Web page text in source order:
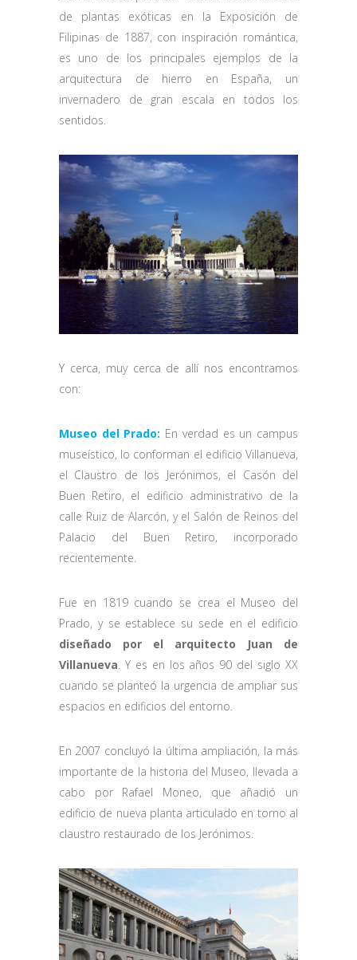
de plantas exóticas en la Exposición de
Filipinas de 1887, con inspiración romántica,
es uno de los principales ejemplos de la
arquitectura de hierro en España, un
invernadero de gran escala en todos los
sentidos.
Y cerca, muy cerca de allí nos encontramos
con:
Museo del Prado: En verdad es un campus
museístico, lo conforman el edificio Villanueva,
el Claustro de los Jerónimos, el Casón del
Buen Retiro, el edificio administrativo de la
calle Ruiz de Alarcón, y el Salón de Reinos del
Palacio del Buen Retiro, incorporado
recientemente.
Fue en 1819 cuando se crea el Museo del
Prado, y se establece su sede en el edificio
diseñado por el arquitecto Juan de
Villanueva . Y es en los años 90 del siglo XX
cuando se planteó la urgencia de ampliar sus
espacios en edificios del entorno.
En 2007 concluyó la última ampliación, la más
importante de la historia del Museo, llevada a
cabo por Rafael Moneo, que añadió un
edificio de nueva planta articulado en torno al
claustro restaurado de los Jerónimos.